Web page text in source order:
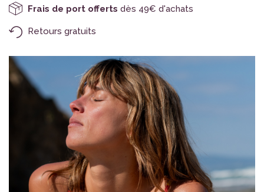
Frais de port offerts dès 49€ d'achats
Retours gratuits